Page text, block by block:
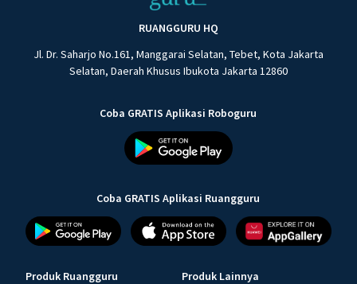
RUANGGURU HQ
Jl. Dr. Saharjo No.161, Manggarai Selatan, Tebet, Kota Jakarta
Selatan, Daerah Khusus Ibukota Jakarta 12860
Coba GRATIS Aplikasi Roboguru
Coba GRATIS Aplikasi Ruangguru
Produk Ruangguru Produk Lainnya